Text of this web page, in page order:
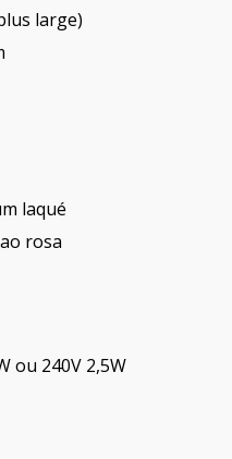
large)
laqué
rosa
ou 240V 2,5W